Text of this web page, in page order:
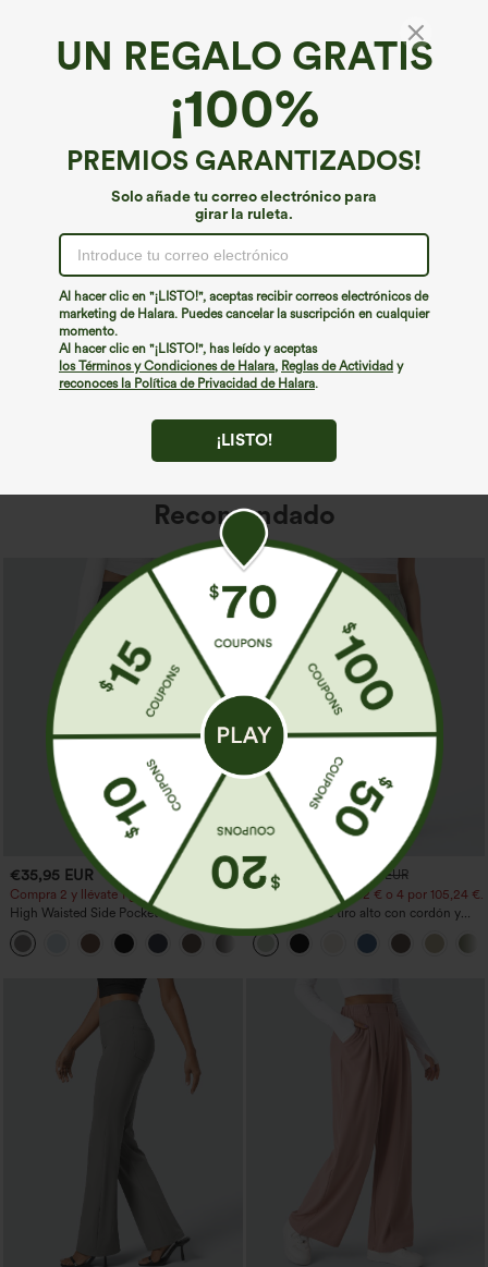
UN REGALO GRATIS
¡100%
PREMIOS GARANTIZADOS!
Solo añade tu correo electrónico para
girar la ruleta.
Al hacer clic en "¡LISTO!", aceptas recibir correos electrónicos de
marketing de Halara. Puedes cancelar la suscripción en cualquier
momento.
Al hacer clic en "¡LISTO!", has leído y aceptas
los Términos y Condiciones de Halara, Reglas de Actividad y
reconoces la Política de Privacidad de Halara.
¡LISTO!
¡Ups!
No podemos encontrar la página que estás buscando.
Seguir comprando
Recomendado
€35,95 EUR
Compra 2 y llévate 1 gratis
High Waisted Side Pocket Straight Leg
Work Pants
€31,95 EUR
€35,95 EUR
Compra 2 por 52,62 € o 4 por 105,24 €.
Pantalones de tiro alto con cordón y
bolsillos, pernera ancha, holgados y de
estilo casual con tacto de lino.